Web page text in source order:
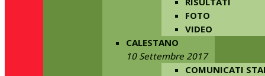
FOTO
VIDEO
CALESTANO
10 Settembre 2017
COMUNICATI